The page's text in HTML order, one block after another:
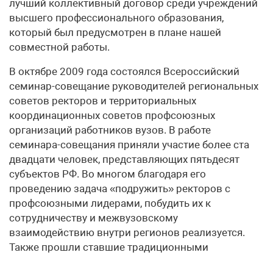
лучший коллективный договор среди учреждений
высшего профессионального образования,
который был предусмотрен в плане нашей
совместной работы.
В октябре 2009 года состоялся Всероссийский
семинар-совещание руководителей региональных
советов ректоров и территориальных
координационных советов профсоюзных
организаций работников вузов. В работе
семинара-совещания приняли участие более ста
двадцати человек, представляющих пятьдесят
субъектов РФ. Во многом благодаря его
проведению задача «подружить» ректоров с
профсоюзными лидерами, побудить их к
сотрудничеству и межвузовскому
взаимодействию внутри регионов реализуется.
Также прошли ставшие традиционными